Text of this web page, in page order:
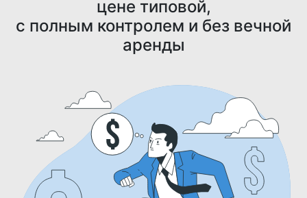
цене типовой,
с полным контролем и без вечной
аренды